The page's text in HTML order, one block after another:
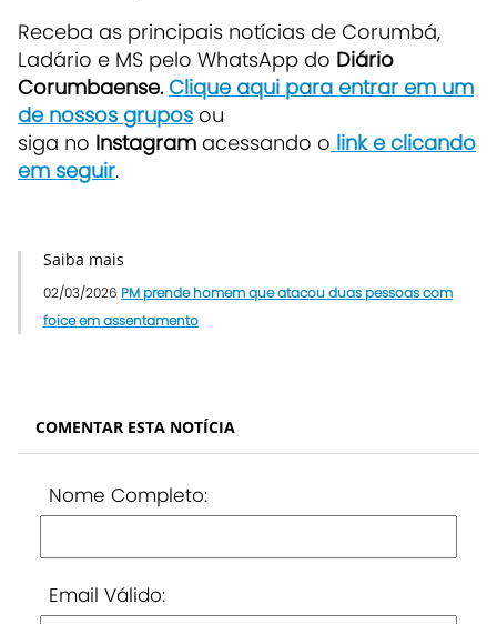
Receba as principais notícias de Corumbá,
Ladário e MS pelo WhatsApp do Diário
Corumbaense.Clique aqui para entrar em um
de nossos grupos ou
siga no Instagram acessando o link e clicando
em seguir.
Saiba mais
02/03/2026 PM prende homem que atacou duas pessoas com
foice em assentamento
COMENTAR ESTA NOTÍCIA
Nome Completo:
Email Válido: